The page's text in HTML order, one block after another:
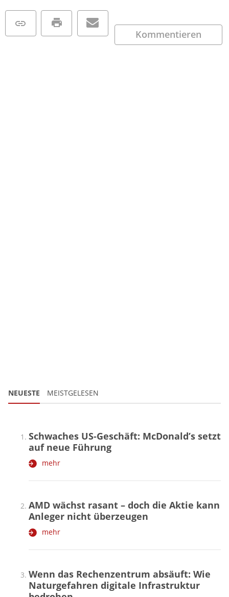
Kommentieren
NEUESTE MEISTGELESEN
Schwaches US-Geschäft: McDonald’s setzt
auf neue Führung
mehr
AMD wächst rasant – doch die Aktie kann
Anleger nicht überzeugen
mehr
Wenn das Rechenzentrum absäuft: Wie
Naturgefahren digitale Infrastruktur